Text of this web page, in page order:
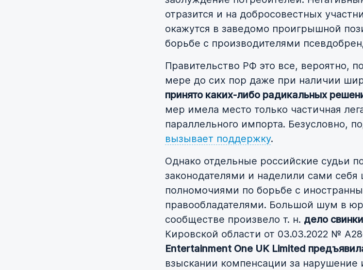
отразится и на добросовестных
окажутся в заведомо проигрышной
борьбе с производителями
Правительство РФ это все, вероятно,
мере до сих пор даже при наличии
принято каких-либо радикальных
мер имела место только частичная
параллельного импорта. Безусловно,
вызывает поддержку.
Однако отдельные российские судьи
законодателями и наделили сами
полномочиями по борьбе с
правообладателями. Большой шум в
сообществе произвело т. н. дело
Кировской области от 03.03.2022 №
Entertainment One UK Limited
взыскании компенсации за нарушение